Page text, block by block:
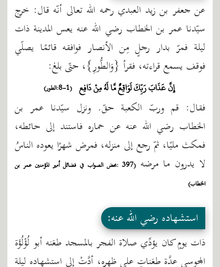
عن جعفر بن زيد العبدي رحمه الله تعالى أنّه قال: خرج
سيّدنا عمر بن الخطاب رضي الله عنه يعس المدينة ذات
ليلة فمرّ بدار رجلٍ مِن الأنصار فوافقه قائمًا يصلّي
فوقف يسمع قراءته، فقرأ {وَالطُّورِ}، حتّى بلغ:
إِنَّ عَذَابَ رَبِّكَ لَوَاقِعٌ مَّا لَهُ مِنْ دَافِع (1-8:الطور)
فقال: قم وربّ الكعبة حقّ. ونزل سيّدنا عمر بن
الخطاب رضي الله عنه عن حماره فاستند إلى حائطه،
فمكث مليًا، ثمّ رجع إلى منزله، فمرض شهرًا يعوده الناسُ
لا يدرون ما مرضه
(397 :محض الصواب في فضائل أمير المؤمنين عمر بن
الخطاب)
استشهاده رضي الله عنه:
ذات يومٍ كان يؤدِّي صلاة الفجر بالمسجد طعَنه أبو لُؤْلُؤَة
المجوسي عدَّة طعَناتٍ على ظهره، أدَّتْ إلى استشهاده ليلة